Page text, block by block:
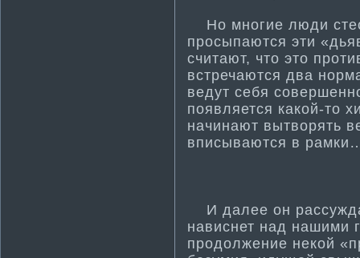
Но многие люди
просыпаются эти­
считают, что это
встречаются два
ведут себя
появляется какой-то
начинают вытворять
вписываются в
И далее он
нависнет над нашими
продолжение некой